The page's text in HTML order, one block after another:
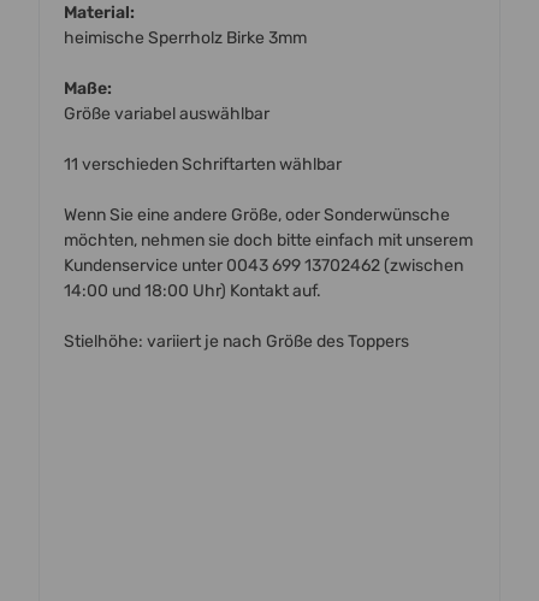
Material:
heimische Sperrholz Birke 3mm
Maße:
Größe variabel auswählbar
11 verschieden Schriftarten wählbar
Wenn Sie eine andere Größe, oder Sonderwünsche
möchten, nehmen sie doch bitte einfach mit unserem
Kundenservice unter 0043 699 13702462 (zwischen
14:00 und 18:00 Uhr) Kontakt auf.
Stielhöhe: variiert je nach Größe des Toppers